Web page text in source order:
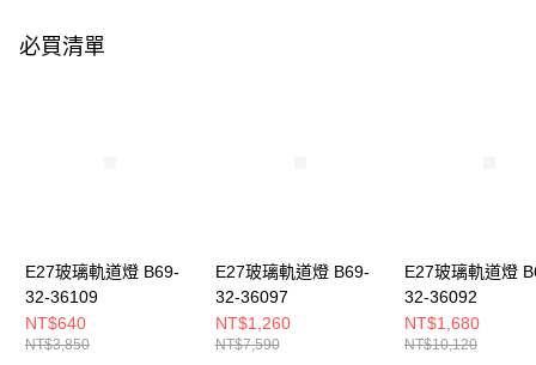
１．透過由恩沛科技股份有限公司提供之「AFTEE先享後付」服務完成之交
５．嚴禁一人註冊多個帳號或使用他人資訊註冊。若發現惡意使用之情形，
恩沛科技股份有限公司將有權停止該用戶之使用額度並採取法律行動。
必買清單
E27玻璃軌道燈 B69-
32-36109
NT$640
NT$3,850
E27玻璃軌道燈 B69-
32-36097
NT$1,260
NT$7,590
E27玻璃軌道燈
32-36092
NT$1,680
NT$10,120